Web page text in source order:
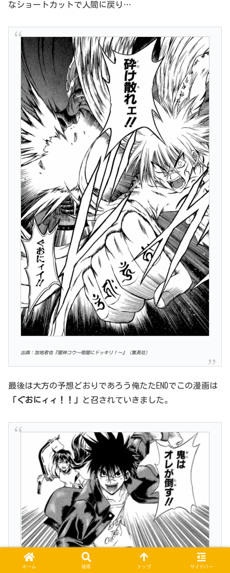
なショートカットで人間に戻り…
出典：加地君也『闇神コウ〜暗闇にドッキリ！〜』（集英社）
最後は大方の予想どおりであろう俺たたENDでこの漫画は
「ぐおにィィ！！」
と召されていきました。
ホーム 検索 トップ サイドバー